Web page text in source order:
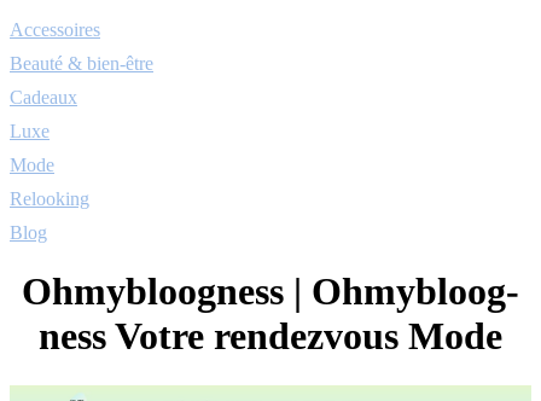
Accessoires
Beauté & bien-être
Cadeaux
Luxe
Mode
Relooking
Blog
Ohmybloogness | Ohmybloog­
ness Votre rendezvous Mode